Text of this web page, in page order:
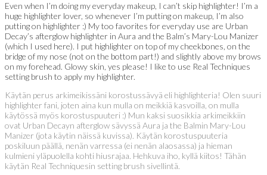
Even when I’m doing my everyday makeup, I can’t skip highlighter! I’m a
huge highlighter lover, so whenever I’m putting on makeup, I’m also
putting on highlighter :) My too favorites for everyday use are Urban
Decay’s afterglow highlighter in Aura and the Balm’s Mary-Lou Manizer
(which I used here). I put highlighter on top of my cheekbones, on the
bridge of my nose (not on the bottom part!) and slightly above my brows
on my forehead. Glowy skin, yes please! I like to use Real Techniques
setting brush to apply my highlighter.
Käytän perus arkimeikissäni korostussävyä eli highlighteria! Olen suuri
highlighter fani, joten aina kun mulla on meikkiä kasvoilla, on mulla
käytössä myös korostuspuuteri :) Mun kaksi suosikkia arkimeikkiin
ovat Urban Decayn afterglow sävyssä Aura ja the Balmin Mary-Lou
Manizer (jota käytin näissä kuvissa). Käytän korostuspuuteria
poskiluun päällä, nenän varressa (ei nenän alaosassa) ja hieman
kulmieni yläpuolella kohti hiusrajaa. Hehkuva iho, kyllä kiitos! Tähän
käytän Real Techniquesin setting brush sivellintä.